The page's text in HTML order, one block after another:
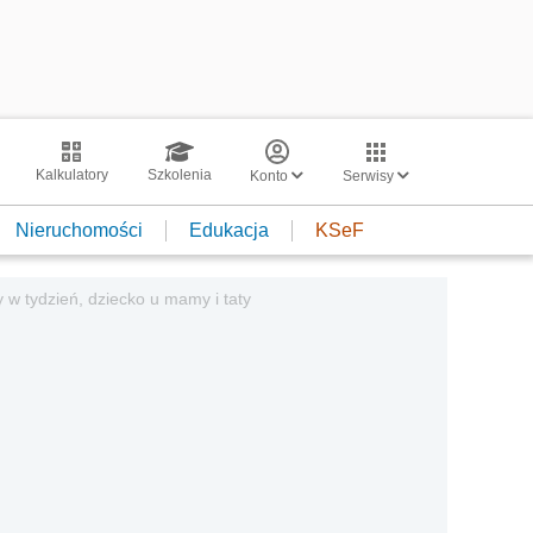
Kalkulatory Szkolenia Konto Serwisy
Nieruchomości Edukacja KSeF
tydzień, dziecko u mamy i taty